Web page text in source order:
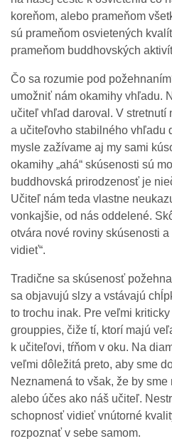
koreňom, alebo prameňom
sú prameňom osvietených
prameňom buddhovských
Čo sa rozumie pod
umožniť nám okamihy vhľadu.
učiteľ vhľad daroval. V stretnutí
a učiteľovho stabilného vhľadu
mysle zažívame aj my sami
okamihy „ahá“ skúsenosti sú
buddhovská prirodzenosť je
Učiteľ nám teda vlastne
vonkajšie, od nás oddelené.
otvára nové roviny skúsenosti
vidieť“.
Tradične sa skúsenosť
sa objavujú slzy a vstávajú
to trochu inak. Pre veľmi
grouppies, čiže tí, ktorí majú
k učiteľovi, tŕňom v oku. Na
veľmi dôležitá preto, aby sme
Neznamená to však, že by
alebo účes ako náš učiteľ.
schopnosť vidieť vnútorné
rozpoznať v sebe samom.